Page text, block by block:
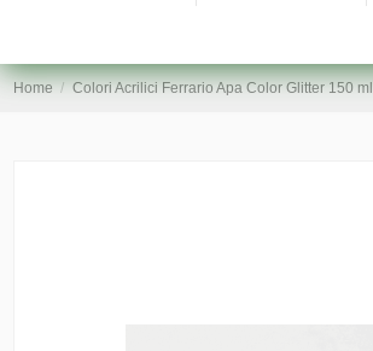
Home Colori Acrilici Ferrario Apa Color Glitter 150 ml